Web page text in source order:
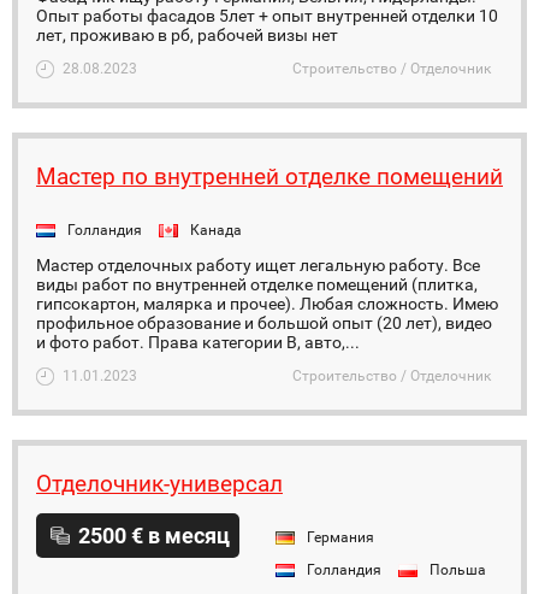
Опыт работы фасадов 5лет + опыт внутренней отделки 10
лет, проживаю в рб, рабочей визы нет
28.08.2023 Строительство / Отделочник
Мастер по внутренней отделке помещений
Голландия Канада
Мастер отделочных работу ищет легальную работу. Все
виды работ по внутренней отделке помещений (плитка,
гипсокартон, малярка и прочее). Любая сложность. Имею
профильное образование и большой опыт (20 лет), видео
и фото работ. Права категории B, авто,...
11.01.2023 Строительство / Отделочник
Отделочник-универсал
2500 € в месяц
Германия
Голландия
Польша